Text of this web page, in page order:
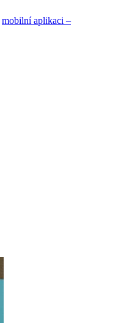
mobilní aplikaci –